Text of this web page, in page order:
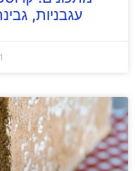
עגבניות,
21